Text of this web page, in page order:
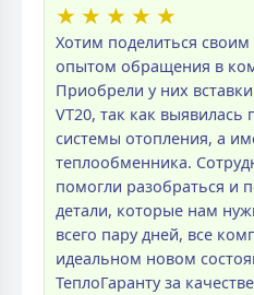
★ ★ ★ ★ ★
Хотим поделиться
опытом обращения в
Приобрели у них
VT20, так как
системы отопления, а
теплообменника.
помогли разобраться и
детали, которые нам
всего пару дней, все
идеальном новом
ТеплоГаранту за